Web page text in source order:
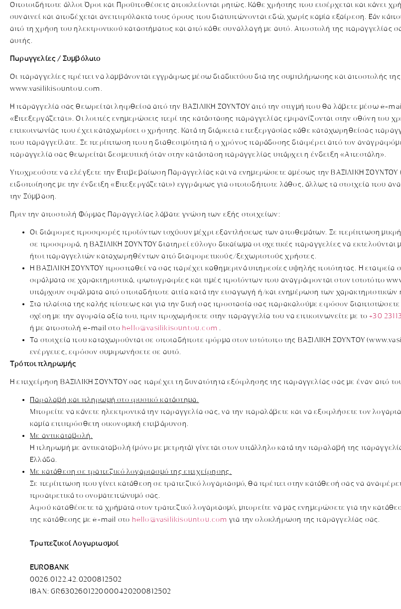
Οποιοιδήποτε άλλοι Όροι και Προϋποθέσεις αποκλείονται ρητώς. Κάθε χρήστης που εισέρχεται και κάνει
συναινεί και αποδέχεται ανεπιφύλακτα τους όρους που διατυπώνονται εδώ, χωρίς καμία εξαίρεση. Εάν
από τη χρήση του ηλεκτρονικού καταστήματος και από κάθε συναλλαγή με αυτό. Αποστολή της
αυτής.
Παραγγελίες / Συμβόλαιο
Οι παραγγελίες πρέπει να λαμβάνονται εγγράφως μέσω διαδικτύου δια της συμπλήρωσης και αποστολής
www.vasilikisountou.com.
H παραγγελία σας θεωρείται ληφθείσα από την ΒΑΣΙΛΙΚΗ ΣΟΥΝΤΟΥ από την στιγμή που θα λάβετε μέσω e-
«Επεξεργάζεται». Οι λοιπές ενημερώσεις περί της κατάστασης παραγγελίας εμφανίζονται στην οθόνη του
επικοινωνίας που έχει καταχωρίσει ο χρήστης. Κατά τη διάρκεια επεξεργασίας κάθε καταχωρηθείσας
που παραγγείλατε. Σε περίπτωση που η διαθεσιμότητα ή ο χρόνος παράδοσης διαφέρει από τον
παραγγελία σας θεωρείται δεσμευτική όταν στην κατάσταση παραγγελίας υπάρχει η ένδειξη «Απεστάλη».
Υποχρεούστε να ελέγξετε την Επιβεβαίωση Παραγγελίας και να ενημερώσετε αμέσως την ΒΑΣΙΛΙΚΗ
ειδοποίησης με την ένδειξη «Επεξεργάζεται») εγγράφως για οποιοδήποτε λάθος, άλλως τα στοιχεία που
την Σύμβαση.
Πριν την αποστολή Φόρμας Παραγγελίας λάβατε γνώση των εξής στοιχείων:
Οι διάφορες προσφορές προϊόντων ισχύουν μέχρι εξαντλήσεως των αποθεμάτων. Σε περίπτωση
σε προσφορά, η ΒΑΣΙΛΙΚΗ ΣΟΥΝΤΟΥ διατηρεί εύλογο δικαίωμα οι σχετικές παραγγελίες να
ήτοι παραγγελιών καταχωρηθέντων από διαφορετικούς/ξεχωριστούς χρήστες.
Η ΒΑΣΙΛΙΚΗ ΣΟΥΝΤΟΥ προσπαθεί να σας παρέχει καθημερινά υπηρεσίες υψηλής ποιότητας. Η εταιρεία
σφάλματα σε χαρακτηριστικά, φωτογραφίες και τιμές προϊόντων που αναγράφονται στον ιστοτόπο
υπάρχουν σφάλματα από οποιαδήποτε αιτία κατά την εισαγωγή ή/και ενημέρωση των χαρακτηριστικών
Στα πλαίσια της καλής πίστεως και για την δική σας προστασία σας παρακαλούμε εφόσον
σχέση με την αγοραία αξία του, πριν προχωρήσετε στην παραγγελία του να επικοινωνείτε με το+30
ή με αποστολή e-mail στο hello@vasilikisountou.com .
Τα στοιχεία που καταχωρούνται σε οποιαδήποτε φόρμα στον ιστότοπο της ΒΑΣΙΛΙΚΗ ΣΟΥΝΤΟΥ
ενέργειες, εφόσον συμφωνήσετε σε αυτό.
Τρόποι πληρωμής
Η επιχείρηση ΒΑΣΙΛΙΚΗ ΣΟΥΝΤΟΥ σας παρέχει τη δυνατότητα εξόφλησης της παραγγελίας σας με έναν από
Παραλαβή και πληρωμή στο φυσικό κατάστημα.
Μπορείτε να κάνετε ηλεκτρονικά την παραγγελία σας, να την παραλάβετε και να εξοφλήσετε τον
καμία επιπρόσθετη οικονομική επιβάρυνση.
Με αντικαταβολή.
Η πληρωμή με αντικαταβολή (μόνο με μετρητά) γίνεται στον υπάλληλο κατά την παραλαβή της
Ελλάδα.
Με κατάθεση σε τραπεζικό λογαριασμό της επιχείρησης.
Σε περίπτωση που γίνει κατάθεση σε τραπεζικό λογαριασμό, θα πρέπει στην κατάθεσή σας να
προαιρετικά το ονοματεπώνυμό σας.
Αφού καταθέσετε τα χρήματα στον τραπεζικό λογαριασμό, μπορείτε να μας ενημερώσετε για την
της κατάθεσης με e-mail στο hello@vasilikisountou.com για την ολοκλήρωση της παραγγελίας σας.
Τραπεζικοί Λογαριασμοί
EUROBANK
0026.0122.42.0200812502
IBAN: GR6302601220000420200812502